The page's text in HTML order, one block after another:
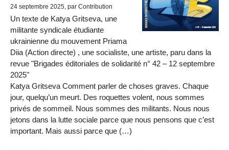
24 septembre 2025 , par Contribution
Un texte de Katya Gritseva, une
militante syndicale étudiante
ukrainienne du mouvement Priama
Diia (Action directe) , une socialiste, une artiste, paru dans la
revue "Brigades éditoriales de solidarité n° 42 – 12 septembre
2025"
Katya Gritseva Comment parler de choses graves. Chaque
jour, quelqu’un meurt. Des roquettes volent, nous sommes
privés de sommeil. Nous sommes des militants. Nous nous
jetons dans la lutte sociale parce que nous pensons que c’est
important. Mais aussi parce que (…)